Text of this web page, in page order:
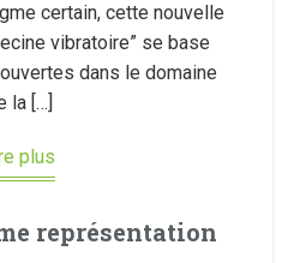
certain, cette nouvelle
vibratoire” se base
dans le domaine
la […]
plus
représentation